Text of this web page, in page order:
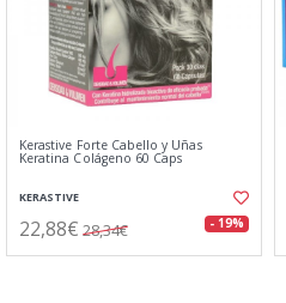
Kerastive Forte Cabello y Uñas
Keratina Colágeno 60 Caps
KERASTIVE
22,88€ 28,34€ - 19%